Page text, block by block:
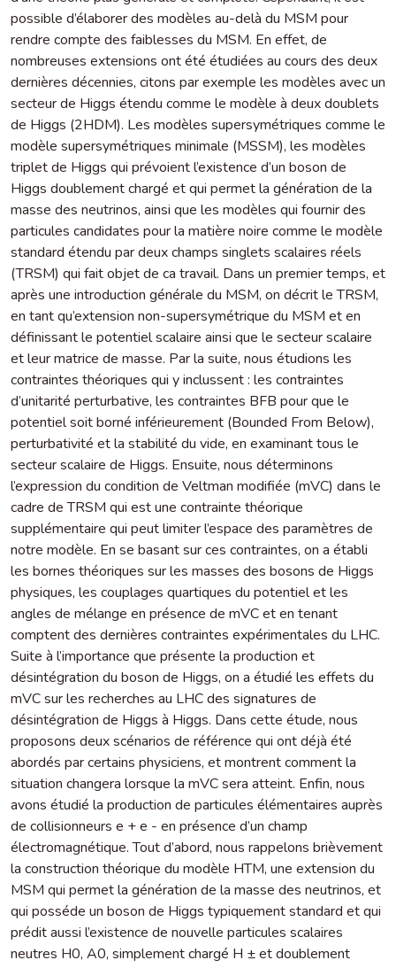
possible d’élaborer des modèles au-delà du MSM pour
rendre compte des faiblesses du MSM. En effet, de
nombreuses extensions ont été étudiées au cours des deux
dernières décennies, citons par exemple les modèles avec un
secteur de Higgs étendu comme le modèle à deux doublets
de Higgs (2HDM). Les modèles supersymétriques comme le
modèle supersymétriques minimale (MSSM), les modèles
triplet de Higgs qui prévoient l’existence d’un boson de
Higgs doublement chargé et qui permet la génération de la
masse des neutrinos, ainsi que les modèles qui fournir des
particules candidates pour la matière noire comme le modèle
standard étendu par deux champs singlets scalaires réels
(TRSM) qui fait objet de ca travail. Dans un premier temps, et
après une introduction générale du MSM, on décrit le TRSM,
en tant qu’extension non-supersymétrique du MSM et en
définissant le potentiel scalaire ainsi que le secteur scalaire
et leur matrice de masse. Par la suite, nous étudions les
contraintes théoriques qui y inclussent : les contraintes
d’unitarité perturbative, les contraintes BFB pour que le
potentiel soit borné inférieurement (Bounded From Below),
perturbativité et la stabilité du vide, en examinant tous le
secteur scalaire de Higgs. Ensuite, nous déterminons
l’expression du condition de Veltman modifiée (mVC) dans le
cadre de TRSM qui est une contrainte théorique
supplémentaire qui peut limiter l’espace des paramètres de
notre modèle. En se basant sur ces contraintes, on a établi
les bornes théoriques sur les masses des bosons de Higgs
physiques, les couplages quartiques du potentiel et les
angles de mélange en présence de mVC et en tenant
comptent des dernières contraintes expérimentales du LHC.
Suite à l’importance que présente la production et
désintégration du boson de Higgs, on a étudié les effets du
mVC sur les recherches au LHC des signatures de
désintégration de Higgs à Higgs. Dans cette étude, nous
proposons deux scénarios de référence qui ont déjà été
abordés par certains physiciens, et montrent comment la
situation changera lorsque la mVC sera atteint. Enfin, nous
avons étudié la production de particules élémentaires auprès
de collisionneurs e + e - en présence d’un champ
électromagnétique. Tout d’abord, nous rappelons brièvement
la construction théorique du modèle HTM, une extension du
MSM qui permet la génération de la masse des neutrinos, et
qui posséde un boson de Higgs typiquement standard et qui
prédit aussi l’existence de nouvelle particules scalaires
neutres H0, A0, simplement chargé H ± et doublement